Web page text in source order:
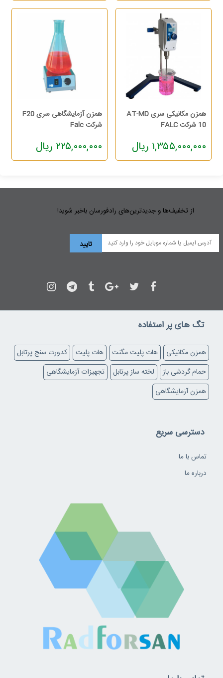
همزن مکانیکی سری AT-MD
10 شرکت FALC
۱,۳۵۵,۰۰۰,۰۰۰ ریال
همزن آزمایشگاهی سری F20
شرکت Falc
۲۲۵,۰۰۰,۰۰۰ ریال
از تخفیف‌ها و جدیدترین‌های رادفورسان باخبر شوید!
تگ های پر استفاده
همزن مکانیکی هات پلیت مگنت هات پلیت
کدورت سنج پرتابل
حمام گردشی باز
لخته ساز پرتابل
تجهیزات آزمایشگاهی
همزن آزمایشگاهی
دسترسی سریع
تماس با ما
درباره ما